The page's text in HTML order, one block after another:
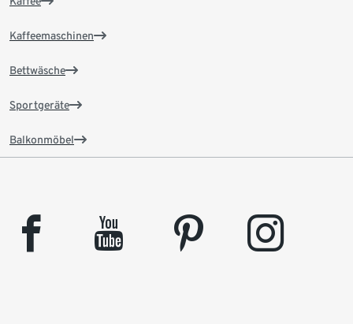
Kaffeemaschinen
Bettwäsche
Sportgeräte
Balkonmöbel
facebook youtube pinterest instagram